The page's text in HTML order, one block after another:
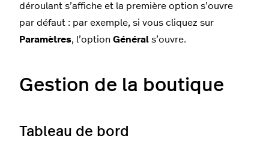
déroulant s’affiche et la première option s’ouvre
par défaut : par exemple, si vous cliquez sur
Paramètres, l’option Général s’ouvre.
Gestion de la boutique
Tableau de bord